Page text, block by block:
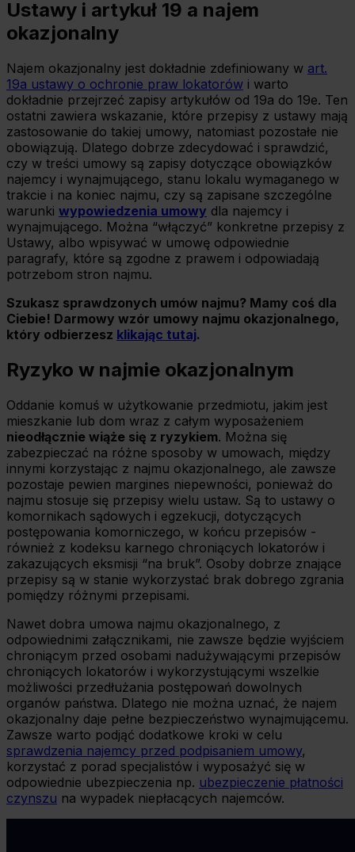
Ustawy i artykuł 19 a najem
okazjonalny
Najem okazjonalny jest dokładnie zdefiniowany w art.
19a ustawy o ochronie praw lokatorów i warto
dokładnie przejrzeć zapisy artykułów od 19a do 19e. Ten
ostatni zawiera wskazanie, które przepisy z ustawy mają
zastosowanie do takiej umowy, natomiast pozostałe nie
obowiązują. Dlatego dobrze zdecydować i sprawdzić,
czy w treści umowy są zapisy dotyczące obowiązków
najemcy i wynajmującego, stanu lokalu wymaganego w
trakcie i na koniec najmu, czy są zapisane szczególne
warunki wypowiedzenia umowy dla najemcy i
wynajmującego. Można “włączyć” konkretne przepisy z
Ustawy, albo wpisywać w umowę odpowiednie
paragrafy, które są zgodne z prawem i odpowiadają
potrzebom stron najmu.
Szukasz sprawdzonych umów najmu? Mamy coś dla
Ciebie! Darmowy wzór umowy najmu okazjonalnego,
który odbierzesz klikając tutaj.
Ryzyko w najmie okazjonalnym
Oddanie komuś w użytkowanie przedmiotu, jakim jest
mieszkanie lub dom wraz z całym wyposażeniem
nieodłącznie wiąże się z ryzykiem. Można się
zabezpieczać na różne sposoby w umowach, między
innymi korzystając z najmu okazjonalnego, ale zawsze
pozostaje pewien margines niepewności, ponieważ do
najmu stosuje się przepisy wielu ustaw. Są to ustawy o
komornikach sądowych i egzekucji, dotyczących
postępowania komorniczego, w końcu przepisów -
również z kodeksu karnego chroniących lokatorów i
zakazujących eksmisji “na bruk”. Osoby dobrze znające
przepisy są w stanie wykorzystać brak dobrego zgrania
pomiędzy różnymi przepisami.
Nawet dobra umowa najmu okazjonalnego, z
odpowiednimi załącznikami, nie zawsze będzie wyjściem
chroniącym przed osobami nadużywającymi przepisów
chroniących lokatorów i wykorzystującymi wszelkie
możliwości przedłużania postępowań dowolnych
organów państwa. Dlatego nie można uznać, że najem
okazjonalny daje pełne bezpieczeństwo wynajmującemu.
Zawsze warto podjąć dodatkowe kroki w celu
sprawdzenia najemcy przed podpisaniem umowy,
korzystać z porad specjalistów i wyposażyć się w
odpowiednie ubezpieczenia np. ubezpieczenie płatności
czynszu na wypadek niepłacących najemców.